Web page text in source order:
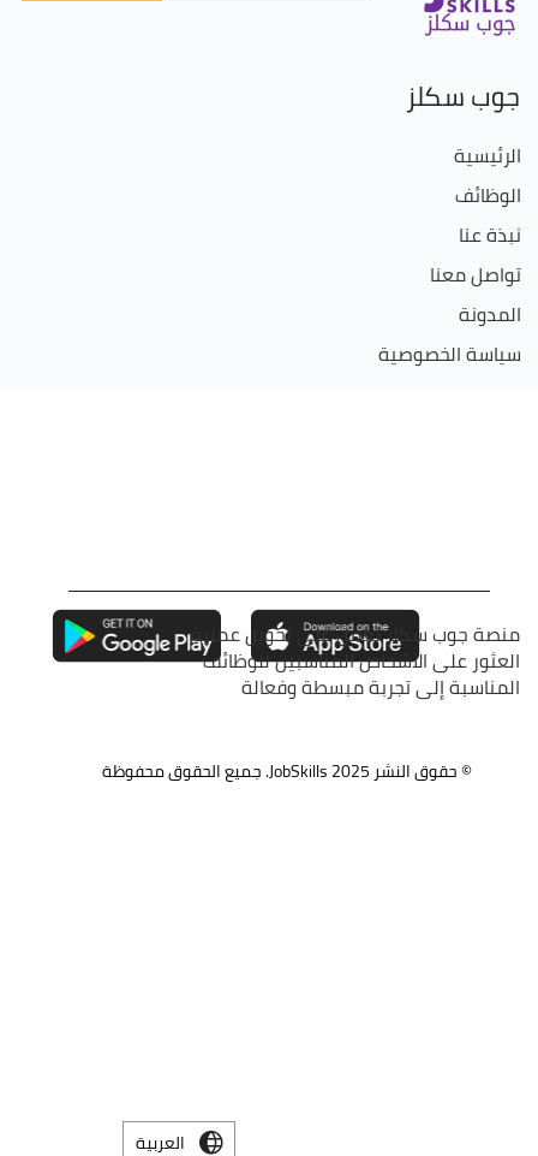
العربية
منصة جوب سكلز تعمل على تحويل عملية
العثور على الأشخاص المناسبين للوظائف
المناسبة إلى تجربة مبسطة وفعالة
جوب سكلز
الرئيسية
الوظائف
نبذة عنا
تواصل معنا
المدونة
سياسة الخصوصية
© حقوق النشر 2025 JobSkills. جميع الحقوق محفوظة